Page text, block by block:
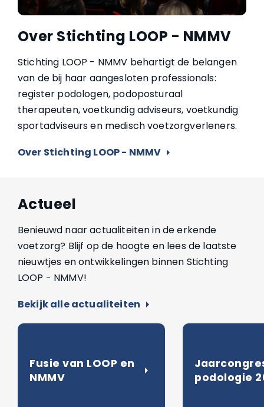
Over Stichting LOOP - NMMV
Stichting LOOP - NMMV behartigt de belangen
van de bij haar aangesloten professionals:
register podologen, podoposturaal
therapeuten, voetkundig adviseurs, voetkundig
sportadviseurs en medisch voetzorgverleners.
Over Stichting LOOP - NMMV arrow_right
Actueel
Benieuwd naar actualiteiten in de erkende
voetzorg? Blijf op de hoogte en lees de laatste
nieuwtjes en ontwikkelingen binnen Stichting
LOOP - NMMV!
Bekijk alle actualiteiten arrow_right
Fusie van LOOP en
NMMV
arrow_right
podologie